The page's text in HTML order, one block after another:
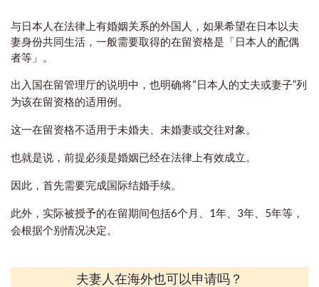
与日本人在法律上有婚姻关系的外国人，如果希望在日本以夫
妻身份共同生活，一般需要取得的在留资格是「日本人的配偶
者等」。
出入国在留管理厅的说明中，也明确将“日本人的丈夫或妻子”列
为该在留资格的适用例。
这一在留资格不适用于未婚夫、未婚妻或交往对象。
也就是说，前提必须是婚姻已经在法律上有效成立。
因此，首先需要完成国际结婚手续。
此外，实际被授予的在留期间包括6个月、1年、3年、5年等，
会根据个别情况决定。
夫妻人在海外也可以申请吗？